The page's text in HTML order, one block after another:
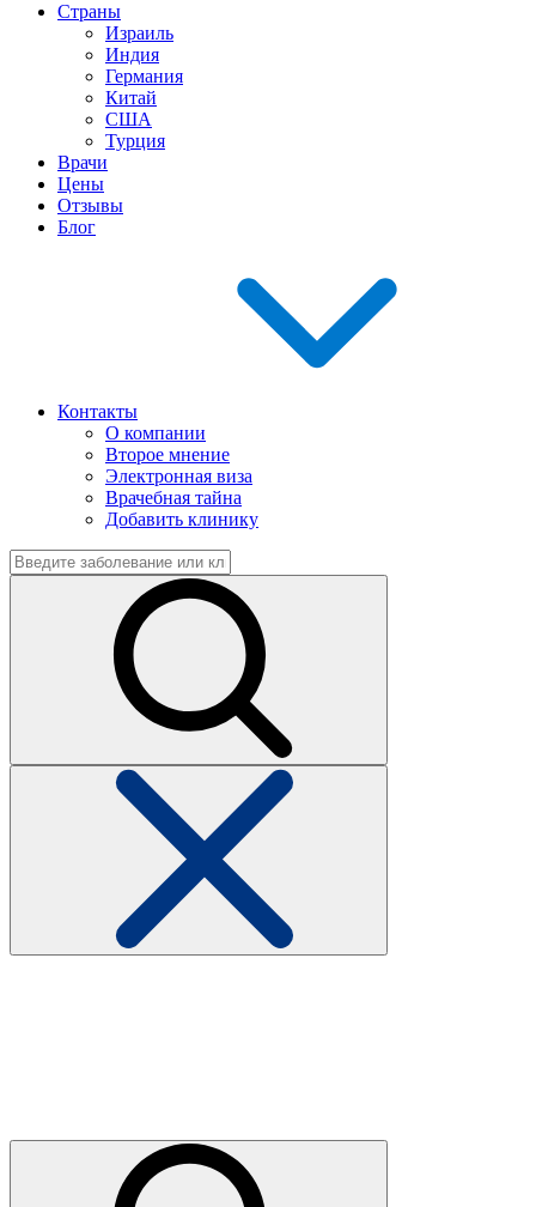
Страны
Израиль
Индия
Германия
Китай
США
Турция
Врачи
Цены
Отзывы
Блог
Контакты
О компании
Второе мнение
Электронная виза
Врачебная тайна
Добавить клинику